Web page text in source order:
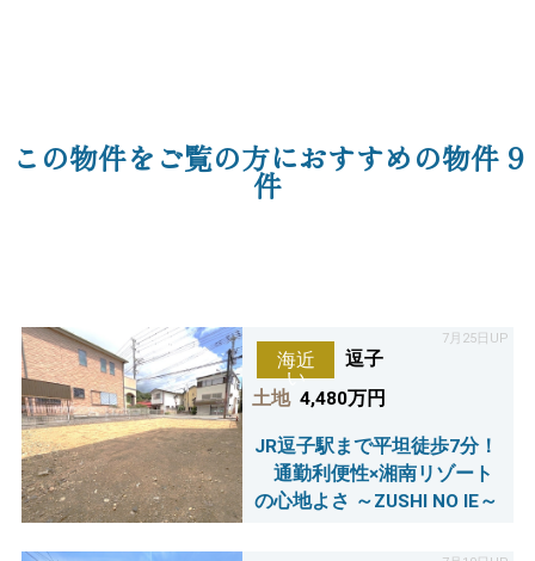
この物件をご覧の方におすすめの物件 9
件
7月25日UP
海近
い
逗子
土地 4,480万円
JR逗子駅まで平坦徒歩7分！
通勤利便性×湘南リゾート
の心地よさ ～ZUSHI NO IE～